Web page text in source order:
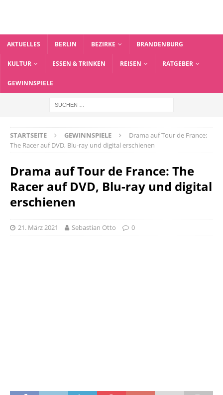
AKTUELLES BERLIN BEZIRKE BRANDENBURG
KULTUR ESSEN & TRINKEN REISEN RATGEBER
GEWINNSPIELE
STARTSEITE GEWINNSPIELE
Drama auf Tour de France:
The Racer auf DVD, Blu-ray und digital erschienen
Drama auf Tour de France: The
Racer auf DVD, Blu-ray und digital
erschienen
21. März 2021 Sebastian Otto 0